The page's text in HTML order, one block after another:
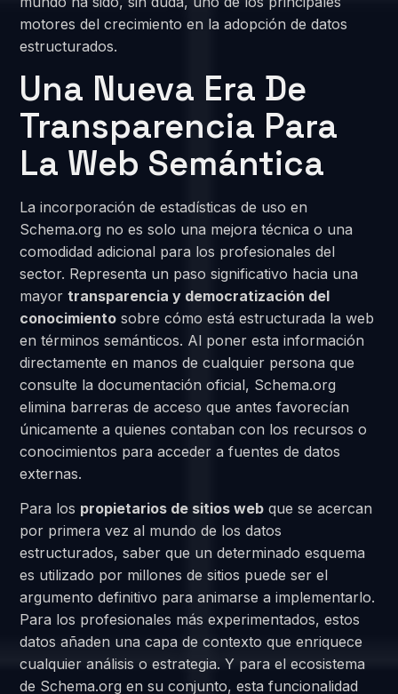
motores del crecimiento en la adopción de datos
estructurados.
Una Nueva Era De
Transparencia Para
La Web Semántica
La incorporación de estadísticas de uso en
Schema.org no es solo una mejora técnica o una
comodidad adicional para los profesionales del
sector. Representa un paso significativo hacia una
mayortransparencia y democratización del
conocimiento sobre cómo está estructurada la web
en términos semánticos. Al poner esta información
directamente en manos de cualquier persona que
consulte la documentación oficial, Schema.org
elimina barreras de acceso que antes favorecían
únicamente a quienes contaban con los recursos o
conocimientos para acceder a fuentes de datos
externas.
Para los propietarios de sitios web que se acercan
por primera vez al mundo de los datos
estructurados, saber que un determinado esquema
es utilizado por millones de sitios puede ser el
argumento definitivo para animarse a implementarlo.
Para los profesionales más experimentados, estos
datos añaden una capa de contexto que enriquece
cualquier análisis o estrategia. Y para el ecosistema
de Schema.org en su conjunto, esta funcionalidad